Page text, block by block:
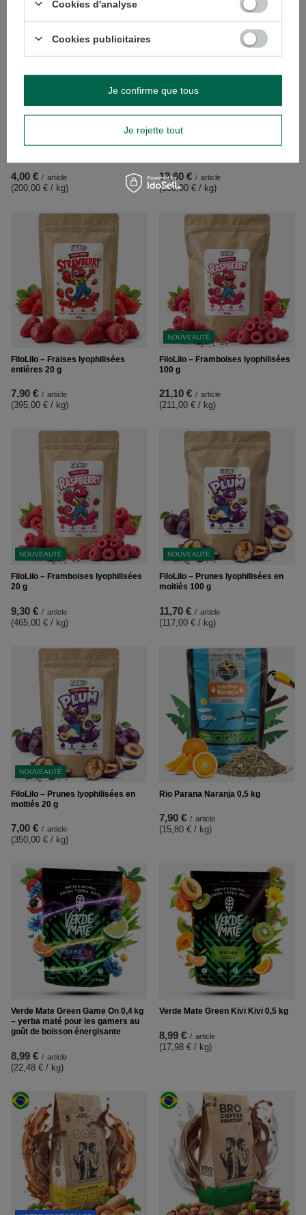
4,00 € / article
(200,00 € / kg)
13,60 € / article
(136,00 € / kg)
FiloLilo – Fraises lyophilisées
entières 20 g
7,90 € / article
(395,00 € / kg)
NOUVEAUTÉ
FiloLilo – Framboises lyophilisées
100 g
21,10 € / article
(211,00 € / kg)
NOUVEAUTÉ
FiloLilo – Framboises lyophilisées
20 g
9,30 € / article
(465,00 € / kg)
NOUVEAUTÉ
FiloLilo – Prunes lyophilisées en
moitiés 100 g
11,70 € / article
(117,00 € / kg)
NOUVEAUTÉ
FiloLilo – Prunes lyophilisées en
moitiés 20 g
7,00 € / article
(350,00 € / kg)
Rio Parana Naranja 0,5 kg
7,90 € / article
(15,80 € / kg)
Verde Mate Green Game On 0,4 kg
– yerba maté pour les gamers au
goût de boisson énergisante
8,99 € / article
(22,48 € / kg)
Verde Mate Green Kivi Kivi 0,5 kg
8,99 € / article
(17,98 € / kg)
Cookies d'analyse
Cookies publicitaires
Je rejette tout
Je confirme que tous